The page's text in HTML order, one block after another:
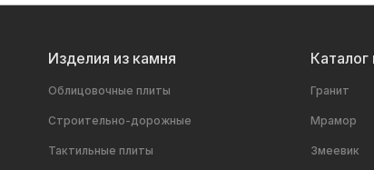
Изделия из камня
Облицовочные плиты
Строительно-дорожные
Тактильные плиты
Каталог
Гранит
Мрамор
Змеевик